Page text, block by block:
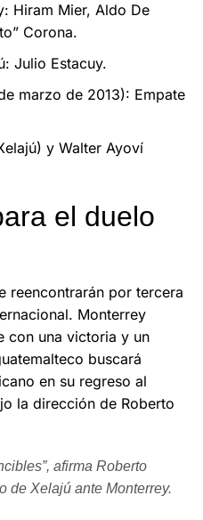
Hiram Mier, Aldo De
Corona.
Julio Estacuy.
marzo de 2013): Empate
y Walter Ayoví
el duelo
reencontrarán por tercera
Monterrey
con una victoria y un
buscará
en su regreso al
la dirección de Roberto
afirma Roberto
de Xelajú ante Monterrey.